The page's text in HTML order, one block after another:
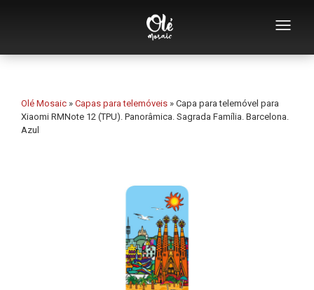
Quem somos
Chávenas
Olé Mosaic » Capas para telemóveis » Capa para telemóvel para
Xiaomi RMNote 12 (TPU). Panorâmica. Sagrada Família. Barcelona.
Azul